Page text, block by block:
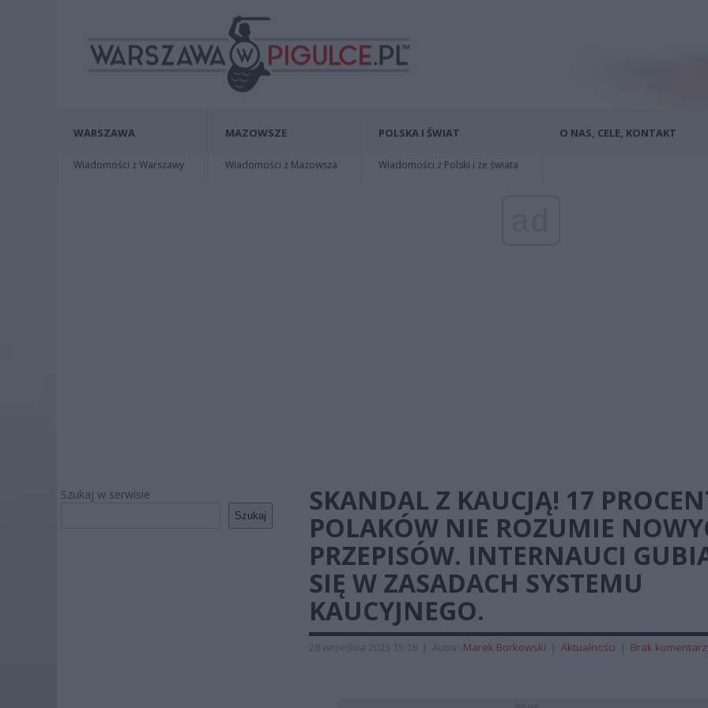
WARSZAWA
Wiadomości z Warszawy
MAZOWSZE
Wiadomości z Mazowsza
POLSKA I ŚWIAT
Wiadomości z Polski i ze świata
O NAS, CELE, KONTAKT
Szukaj w serwisie
Szukaj
SKANDAL Z KAUCJĄ! 17
POLAKÓW NIE ROZUMIE
PRZEPISÓW. INTERNAUCI
SIĘ W ZASADACH SYSTEMU
KAUCYJNEGO.
28 września 2025 15:18 | Autor: Marek Borkowski | Aktualności | Brak